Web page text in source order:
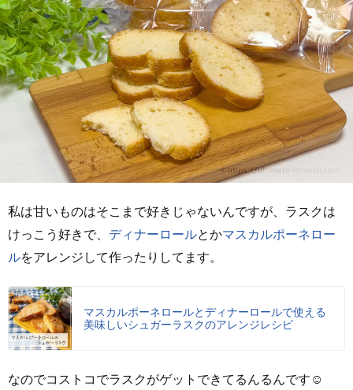
私は甘いものはそこまで好きじゃないんですが、ラスクは
けっこう好きで、 ディナーロールとかマスカルポーネロー
ルをアレンジして作ったりしてます。
マスカルポーネロールとディナーロールで使える
美味しいシュガーラスクのアレンジレシピ
なのでコストコでラスクがゲットできてるんるんです☺